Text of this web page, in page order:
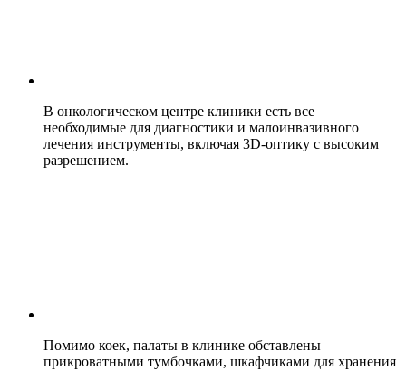
В онкологическом центре клиники есть все
необходимые для диагностики и малоинвазивного
лечения инструменты, включая 3D-оптику с высоким
разрешением.
Помимо коек, палаты в клинике обставлены
прикроватными тумбочками, шкафчиками для хранения